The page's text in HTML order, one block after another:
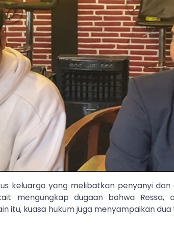
keluarga yang melibatkan penyanyi
mengungkap dugaan bahwa Ressa,
itu, kuasa hukum juga menyampaikan